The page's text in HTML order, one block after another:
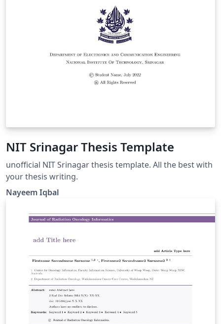
NIT Srinagar Thesis Template
unofficial NIT Srinagar thesis template. All the best with
your thesis writing.
Nayeem Iqbal